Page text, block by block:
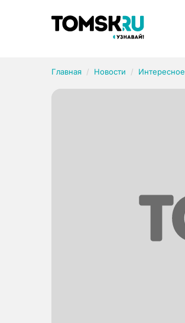
Главная Новости Интересное
Рубрики